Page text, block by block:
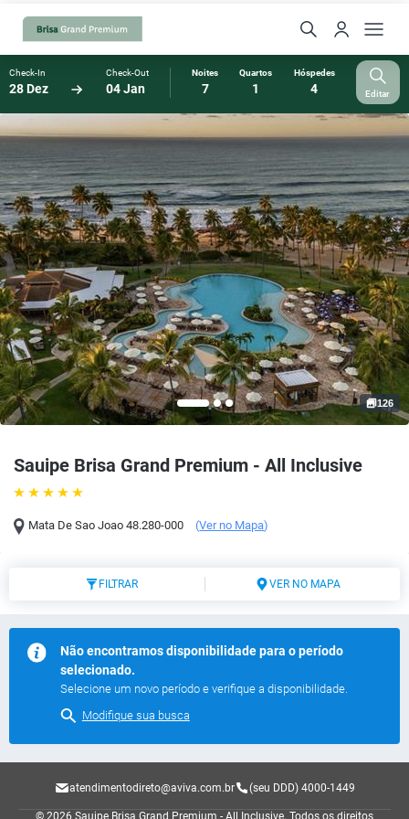
Check-In
28 Dez
Check-Out
04 Jan
Noites
7
Quartos
1
Hóspedes
4 Editar
Sauipe Brisa Grand Premium - All Inclusive
Mata De Sao Joao 48.280-000 (Ver no Mapa)
126
FILTRAR VER NO MAPA
Não encontramos disponibilidade para o período
selecionado.
Selecione um novo período e verifique a disponibilidade.
Modifique sua busca
atendimentodireto@aviva.com.br (seu DDD) 4000-1449
© 2026 Sauipe Brisa Grand Premium - All Inclusive. Todos os direitos